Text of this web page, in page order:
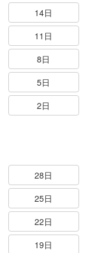
14日
11日
8日
5日
2日
28日
25日
22日
19日